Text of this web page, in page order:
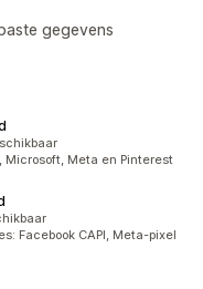
gegevens
Microsoft, Meta en Pinterest
Facebook CAPI, Meta-pixel